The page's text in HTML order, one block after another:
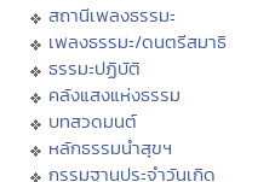
สถานีเพลงธรรมะ
เพลงธรรมะ/ดนตรีสมาธิ
ธรรมะปฏิบัติ
คลังแสงแห่งธรรม
บทสวดมนต์
หลักธรรมนำสุขฯ
กรรมฐานประจำวันเกิด